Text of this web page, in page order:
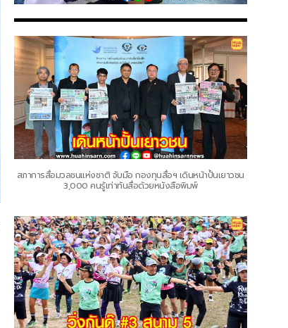
สภาการสื่อมวลชนแห่งชาติ จับมือ กองทุนสื่อฯ เดินหน้าปั้นเยาวชน
3,000 คนรู้เท่าทันสื่อด้วยหนังสือพิมพ์